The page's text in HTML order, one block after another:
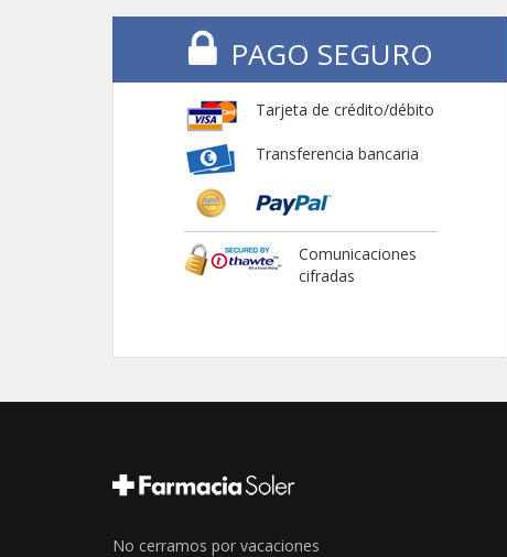
PAGO SEGURO
Tarjeta de crédito/débito
Transferencia bancaria
Comunicaciones
cifradas
No cerramos por vacaciones